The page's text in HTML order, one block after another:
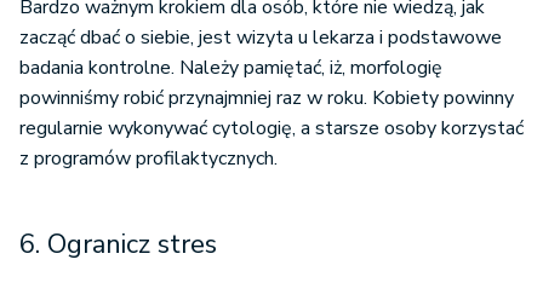
Bardzo ważnym krokiem dla osób, które nie wiedzą, jak
zacząć dbać o siebie, jest wizyta u lekarza i podstawowe
badania kontrolne. Należy pamiętać, iż, morfologię
powinniśmy robić przynajmniej raz w roku. Kobiety powinny
regularnie wykonywać cytologię, a starsze osoby korzystać
z programów profilaktycznych.
6. Ogranicz stres